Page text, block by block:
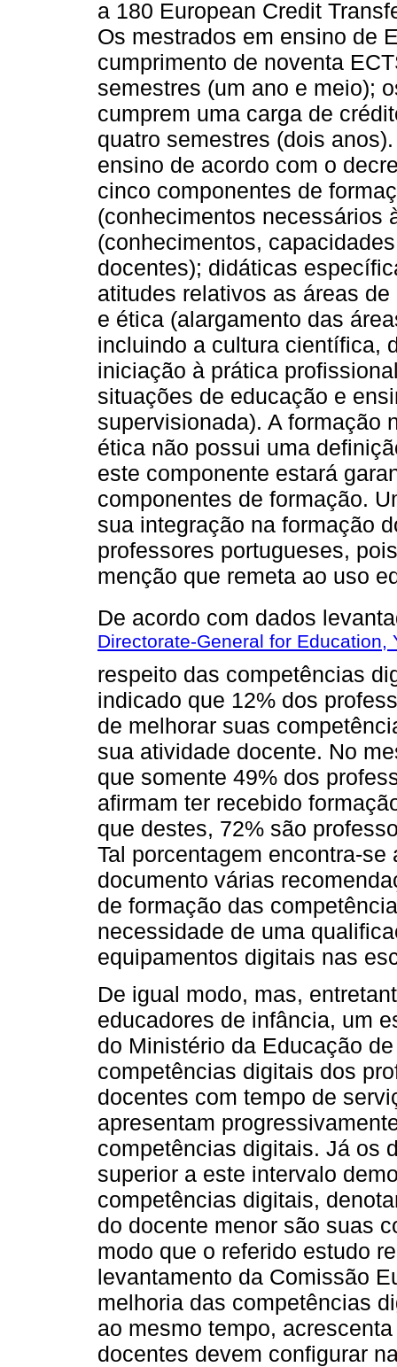
a 180 European Credit
Os mestrados em ensino de
cumprimento de noventa
semestres (um ano e meio);
cumprem uma carga de
quatro semestres (dois
ensino de acordo com o
cinco componentes de
(conhecimentos necessários
(conhecimentos,
docentes); didáticas
atitudes relativos as áreas
e ética (alargamento das
incluindo a cultura científica,
iniciação à prática
situações de educação e
supervisionada). A formação
ética não possui uma
este componente estará
componentes de formação.
sua integração na formação
professores portugueses,
menção que remeta ao uso
De acordo com dados
Directorate-General for Education,
respeito das competências
indicado que 12% dos
de melhorar suas
sua atividade docente. No
que somente 49% dos
afirmam ter recebido
que destes, 72% são
Tal porcentagem encontra-
documento várias
de formação das
necessidade de uma
equipamentos digitais nas
De igual modo, mas,
educadores de infância, um
do Ministério da Educação
competências digitais dos
docentes com tempo de
apresentam
competências digitais. Já os
superior a este intervalo
competências digitais,
do docente menor são suas
modo que o referido estudo
levantamento da Comissão
melhoria das competências
ao mesmo tempo,
docentes devem configurar